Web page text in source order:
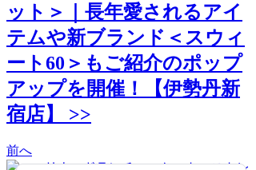
ット＞｜長年愛されるアイ
テムや新ブランド＜スウィ
ート60＞もご紹介のポップ
アップを開催！【伊勢丹新
宿店】 >>
前へ